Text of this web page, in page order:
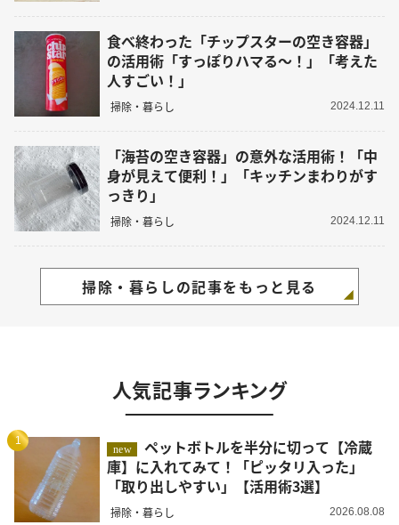
食べ終わった「チップスターの空き容器」
の活用術「すっぽりハマる～！」「考えた
人すごい！」
掃除・暮らし 2024.12.11
「海苔の空き容器」の意外な活用術！「中
身が見えて便利！」「キッチンまわりがす
っきり」
掃除・暮らし 2024.12.11
掃除・暮らしの記事をもっと見る
人気記事ランキング
1
new
ペットボトルを半分に切って【冷蔵
庫】に入れてみて！「ピッタリ入った」
「取り出しやすい」【活用術3選】
掃除・暮らし 2026.08.08